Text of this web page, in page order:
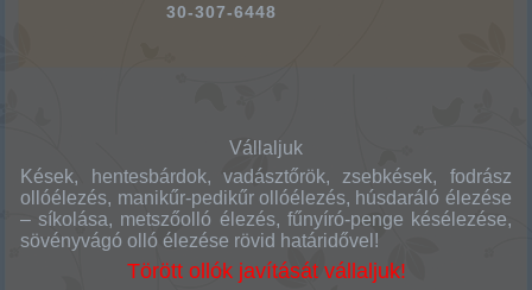
30-307-6448
Vállaljuk
Kések, hentesbárdok, vadásztőrök, zsebkések, fodrász
ollóélezés, manikűr-pedikűr ollóélezés, húsdaráló élezése
– síkolása, metszőolló élezés, fűnyíró-penge késélezése,
sövényvágó olló élezése rövid határidővel!
Törött ollók javítását vállaljuk!